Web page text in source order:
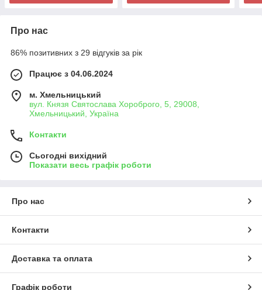
Про нас
86% позитивних з 29 відгуків за рік
Працює з 04.06.2024
м. Хмельницький
вул. Князя Святослава Хороброго, 5, 29008,
Хмельницький, Україна
Контакти
Сьогодні вихідний
Показати весь графік роботи
Про нас
Контакти
Доставка та оплата
Графік роботи